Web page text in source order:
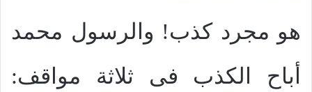
هو مجرد كذب! والرسول محمد
أباح الكذب فى ثلاثة مواقف: